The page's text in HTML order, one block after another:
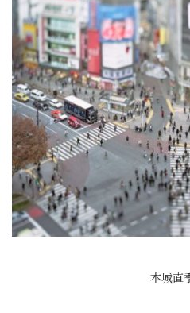
本城直